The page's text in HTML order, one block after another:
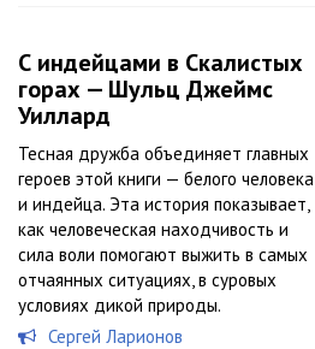
С индейцами в Скалистых
горах — Шульц Джеймс
Уиллард
Тесная дружба объединяет главных
героев этой книги — белого человека
и индейца. Эта история показывает,
как человеческая находчивость и
сила воли помогают выжить в самых
отчаянных ситуациях, в суровых
условиях дикой природы.
Сергей Ларионов